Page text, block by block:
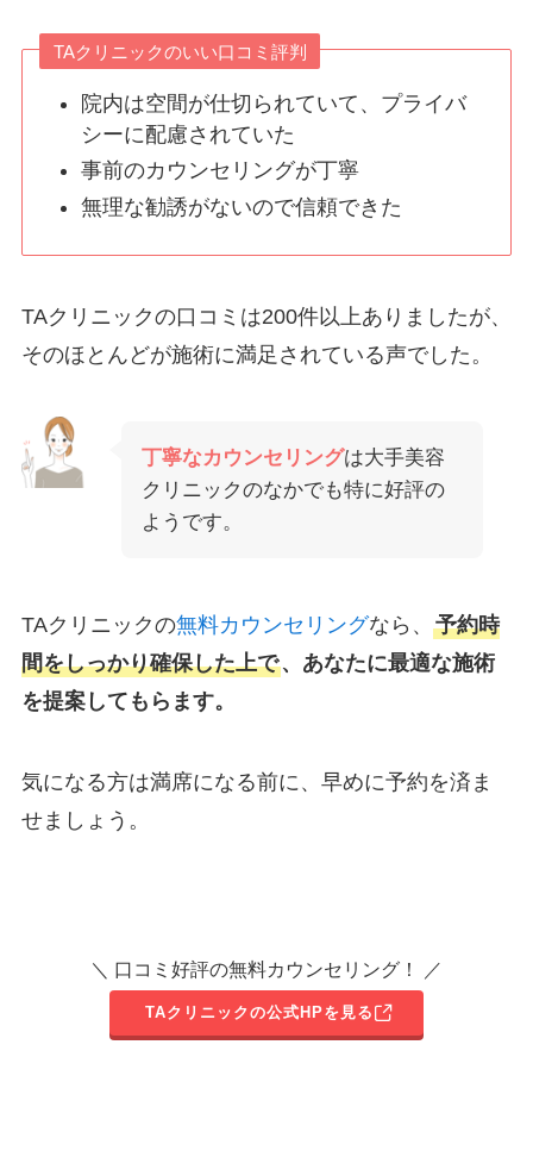
TAクリニックのいい口コミ評判
院内は空間が仕切られていて、プライバ
シーに配慮されていた
事前のカウンセリングが丁寧
無理な勧誘がないので信頼できた
TAクリニックの口コミは200件以上ありましたが、
そのほとんどが施術に満足されている声でした。
丁寧なカウンセリングは大手美容
クリニックのなかでも特に好評の
ようです。
TAクリニックの無料カウンセリングなら、 予約時
間をしっかり確保した上で、あなたに最適な施術
を提案してもらます。
気になる方は満席になる前に、早めに予約を済ま
せましょう。
＼ 口コミ好評の無料カウンセリング！ ／
TAクリニックの公式HPを見る